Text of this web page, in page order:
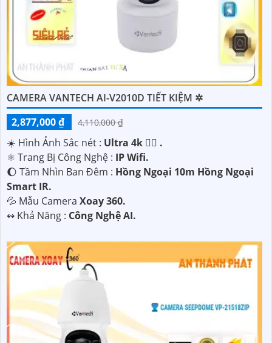
CAMERA VANTECH AI-V2010D TIẾT KIỆM ✲
2,877,000 ₫
4,110,000 ₫
☀️ Hình Ảnh Sắc nét : Ultra 4k 👍🏾 .
⚛️ Trang Bị Công Nghệ : IP Wifi.
🌔 Tầm Nhìn Ban Đêm : Hồng Ngoại 10m Hồng Ngoại
Smart IR.
💦 Mẫu Camera Xoay 360.
️↭ Khả Năng : Công Nghệ AI.